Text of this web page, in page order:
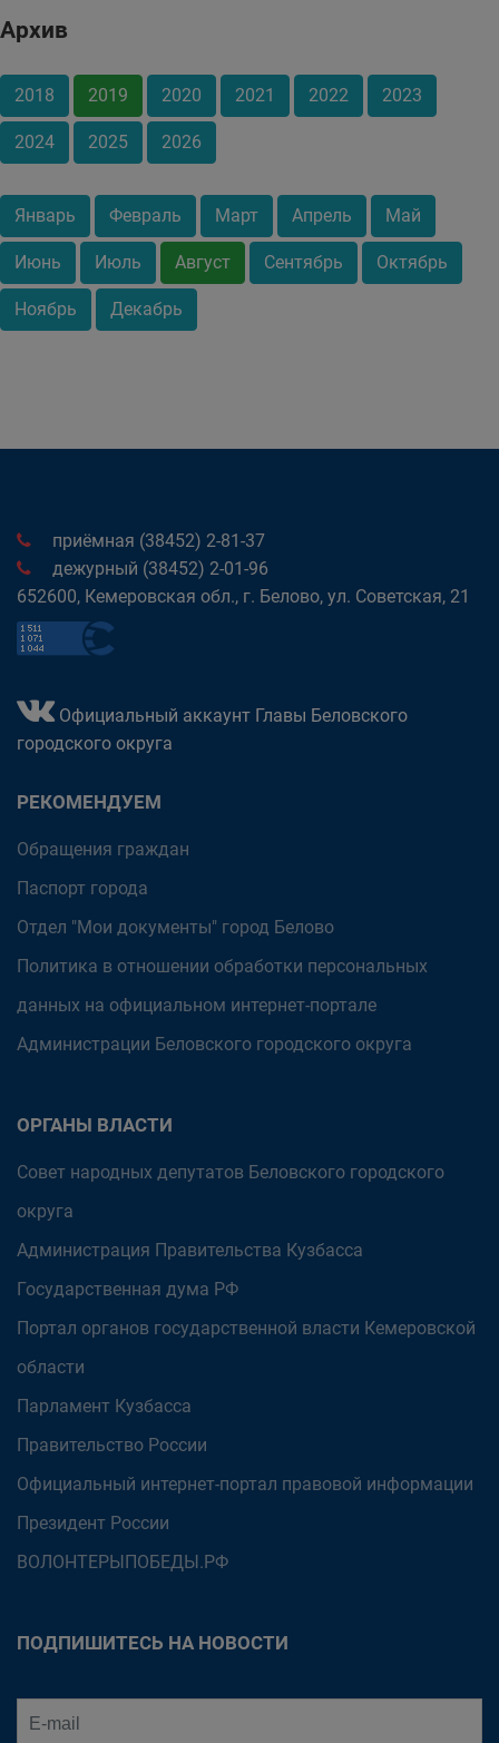
Архив
2018 2019 2020 2021 2022 2023
2024 2025 2026
Январь Февраль Март Апрель Май
Июнь Июль Август Сентябрь Октябрь
Ноябрь Декабрь
приёмная (38452) 2-81-37
дежурный (38452) 2-01-96
652600, Кемеровская обл., г. Белово, ул. Советская, 21
Официальный аккаунт Главы Беловского
городского округа
РЕКОМЕНДУЕМ
Обращения граждан
Паспорт города
Отдел "Мои документы" город Белово
Политика в отношении обработки персональных
данных на официальном интернет-портале
Администрации Беловского городского округа
ОРГАНЫ ВЛАСТИ
Совет народных депутатов Беловского городского
округа
Администрация Правительства Кузбасса
Государственная дума РФ
Портал органов государственной власти Кемеровской
области
Парламент Кузбасса
Правительство России
Официальный интернет-портал правовой информации
Президент России
ВОЛОНТЕРЫПОБЕДЫ.РФ
ПОДПИШИТЕСЬ НА НОВОСТИ